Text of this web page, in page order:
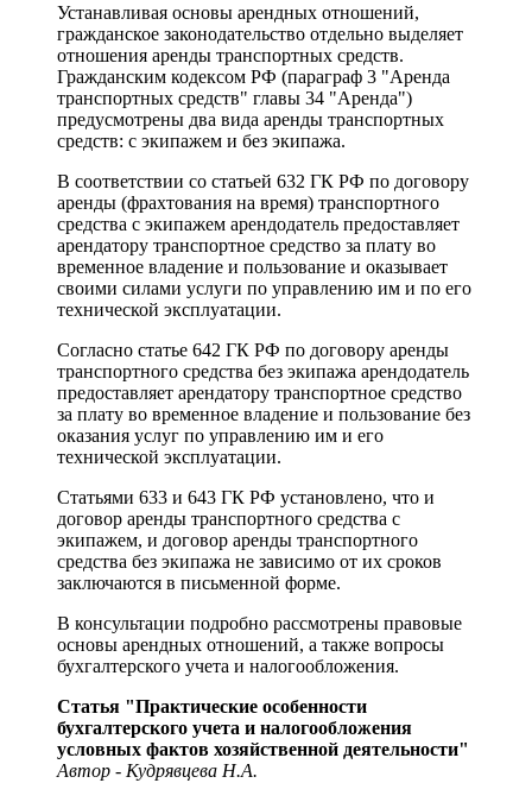
Устанавливая основы арендных отношений,
гражданское законодательство отдельно выделяет
отношения аренды транспортных средств.
Гражданским кодексом РФ (параграф 3 "Аренда
транспортных средств" главы 34 "Аренда")
предусмотрены два вида аренды транспортных
средств: с экипажем и без экипажа.
В соответствии со статьей 632 ГК РФ по договору
аренды (фрахтования на время) транспортного
средства с экипажем арендодатель предоставляет
арендатору транспортное средство за плату во
временное владение и пользование и оказывает
своими силами услуги по управлению им и по его
технической эксплуатации.
Согласно статье 642 ГК РФ по договору аренды
транспортного средства без экипажа арендодатель
предоставляет арендатору транспортное средство
за плату во временное владение и пользование без
оказания услуг по управлению им и его
технической эксплуатации.
Статьями 633 и 643 ГК РФ установлено, что и
договор аренды транспортного средства с
экипажем, и договор аренды транспортного
средства без экипажа не зависимо от их сроков
заключаются в письменной форме.
В консультации подробно рассмотрены правовые
основы арендных отношений, а также вопросы
бухгалтерского учета и налогообложения.
Статья "Практические особенности
бухгалтерского учета и налогообложения
условных фактов хозяйственной деятельности"
Автор - Кудрявцева Н.А.